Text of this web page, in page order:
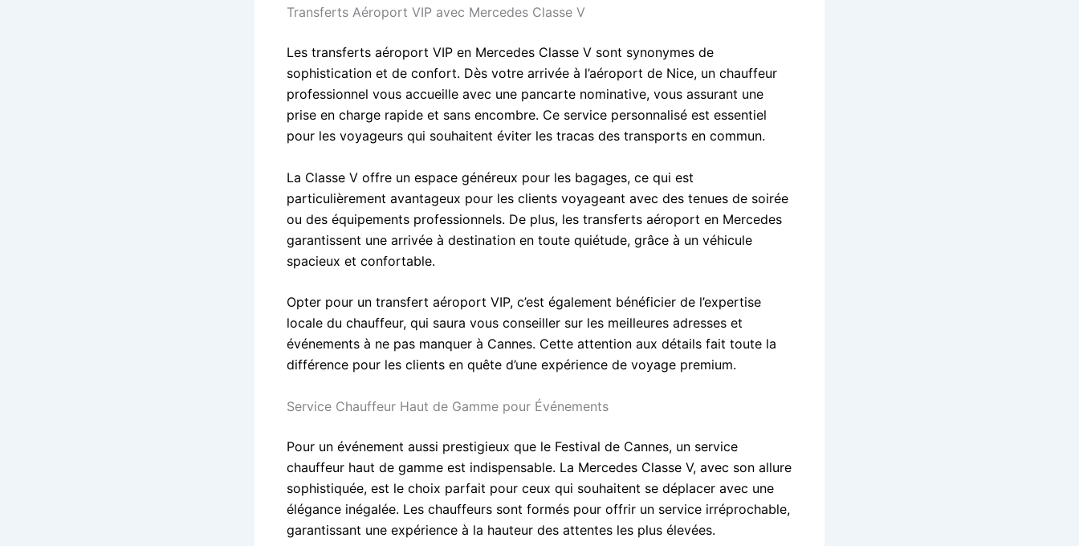
Transferts Aéroport VIP avec Mercedes Classe V
Les transferts aéroport VIP en Mercedes Classe V sont synonymes de
sophistication et de confort. Dès votre arrivée à l’aéroport de Nice, un chauffeur
professionnel vous accueille avec une pancarte nominative, vous assurant une
prise en charge rapide et sans encombre. Ce service personnalisé est essentiel
pour les voyageurs qui souhaitent éviter les tracas des transports en commun.
La Classe V offre un espace généreux pour les bagages, ce qui est
particulièrement avantageux pour les clients voyageant avec des tenues de soirée
ou des équipements professionnels. De plus, les transferts aéroport en Mercedes
garantissent une arrivée à destination en toute quiétude, grâce à un véhicule
spacieux et confortable.
Opter pour un transfert aéroport VIP, c’est également bénéficier de l’expertise
locale du chauffeur, qui saura vous conseiller sur les meilleures adresses et
événements à ne pas manquer à Cannes. Cette attention aux détails fait toute la
différence pour les clients en quête d’une expérience de voyage premium.
Service Chauffeur Haut de Gamme pour Événements
Pour un événement aussi prestigieux que le Festival de Cannes, un service
chauffeur haut de gamme est indispensable. La Mercedes Classe V, avec son allure
sophistiquée, est le choix parfait pour ceux qui souhaitent se déplacer avec une
élégance inégalée. Les chauffeurs sont formés pour offrir un service irréprochable,
garantissant une expérience à la hauteur des attentes les plus élevées.